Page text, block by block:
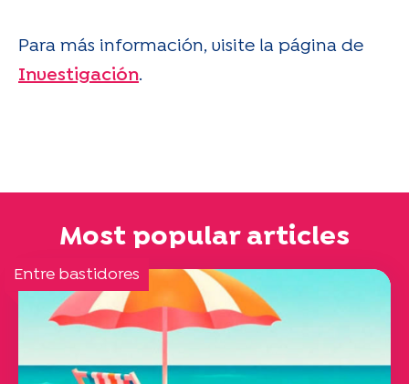
Para más información, visite la página de
Investigación.
Most popular articles
Entre bastidores